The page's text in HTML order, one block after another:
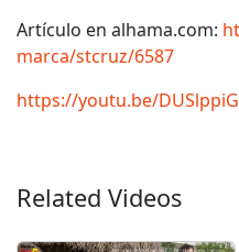
Artículo en alhama.com:
marca/stcruz/6587
https://youtu.be/
Related Videos